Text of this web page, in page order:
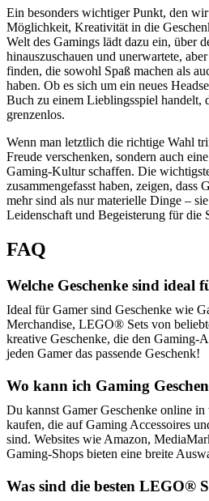
Ein besonders wichtiger Punkt, den
Möglichkeit, Kreativität in die
Welt des Gamings lädt dazu ein, über
hinauszuschauen und unerwartete,
finden, die sowohl Spaß machen als
haben. Ob es sich um ein neues
Buch zu einem Lieblingsspiel handelt,
grenzenlos.
Wenn man letztlich die richtige Wahl
Freude verschenken, sondern auch
Gaming-Kultur schaffen. Die
zusammengefasst haben, zeigen, dass
mehr sind als nur materielle Dinge –
Leidenschaft und Begeisterung für die
FAQ
Welche Geschenke sind ideal
Ideal für Gamer sind Geschenke wie
Merchandise, LEGO® Sets von
kreative Geschenke, die den Gaming-
jeden Gamer das passende Geschenk!
Wo kann ich Gaming
Du kannst Gamer Geschenke online in
kaufen, die auf Gaming Accessoires
sind. Websites wie Amazon,
Gaming-Shops bieten eine breite
Was sind die besten LEGO®